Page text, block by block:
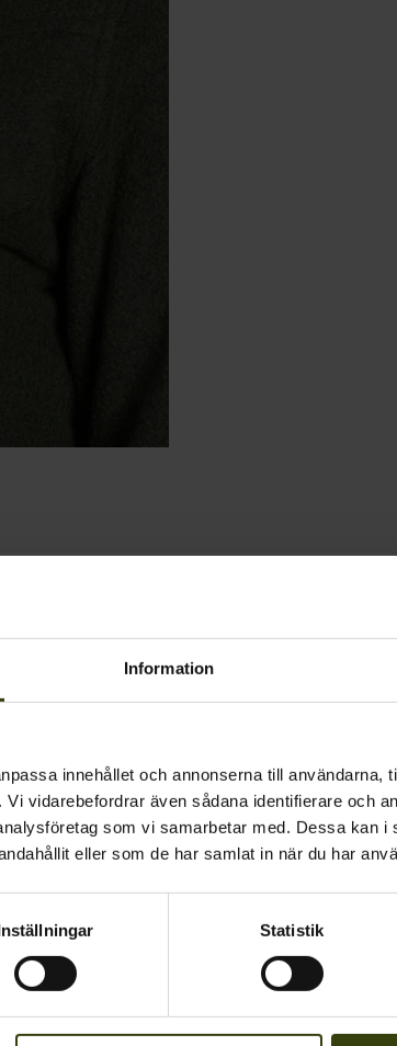
Information
innehållet och annonserna till användarna,
vidarebefordrar även sådana identifierare och
som vi samarbetar med. Dessa kan i
eller som de har samlat in när du har
Statistik